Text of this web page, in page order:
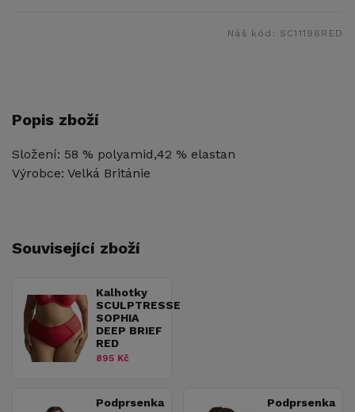
Náš kód: SC11196RED
Popis zboží
Složení: 58 % polyamid,42 % elastan
Výrobce: Velká Británie
Související zboží
Kalhotky
SCULPTRESSE
SOPHIA
DEEP BRIEF
RED
895 Kč
Podprsenka
Podprsenka